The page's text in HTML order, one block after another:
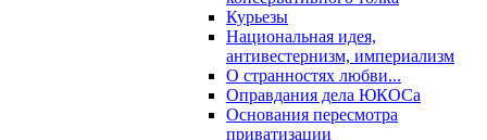
Курьезы
Национальная идея,
антивестернизм, империализм
О странностях любви...
Оправдания дела ЮКОСа
Основания пересмотра
приватизации